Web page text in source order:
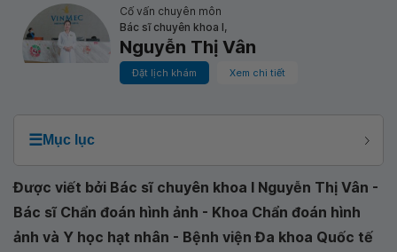
Cố vấn chuyên môn
Bác sĩ chuyên khoa I,
Nguyễn Thị Vân
Đặt lịch khám Xem chi tiết
☰Mục lục
Được viết bởi Bác sĩ chuyên khoa I Nguyễn Thị Vân -
Bác sĩ Chẩn đoán hình ảnh - Khoa Chẩn đoán hình
ảnh và Y học hạt nhân - Bệnh viện Đa khoa Quốc tế